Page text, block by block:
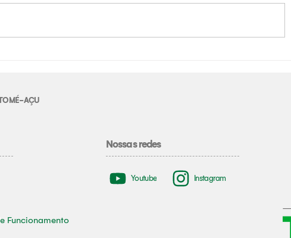
AÇU
Funcionamento
Nossas redes
Youtube Instagram